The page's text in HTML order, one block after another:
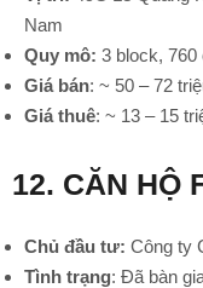
Nam
Quy mô: 3 block, 760
Giá bán: ~ 50 – 72
Giá thuê: ~ 13 – 15
12. CĂN HỘ
Chủ đầu tư: Công ty
Tình trạng: Đã bàn